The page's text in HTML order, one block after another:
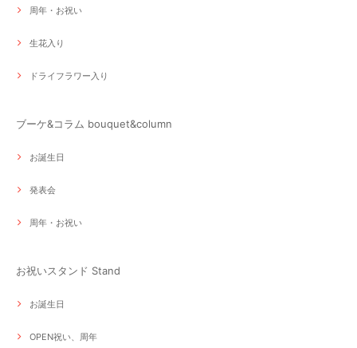
周年・お祝い
生花入り
ドライフラワー入り
ブーケ&コラム bouquet&column
お誕生日
発表会
周年・お祝い
お祝いスタンド Stand
お誕生日
OPEN祝い、周年